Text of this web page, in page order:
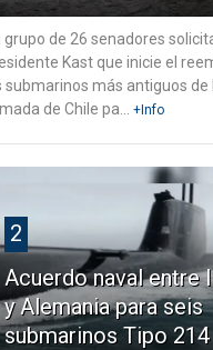
grupo de 26 senadores
Kast que inicie el
submarinos más antiguos de
de Chile pa...
+Info
2
Acuerdo naval entre
y Alemania para seis
submarinos Tipo 214